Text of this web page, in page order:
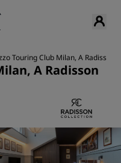
Touring Club Milan, A Radisson
A Radisson